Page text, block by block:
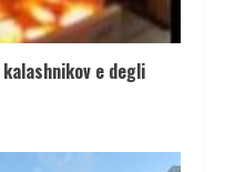
e degli